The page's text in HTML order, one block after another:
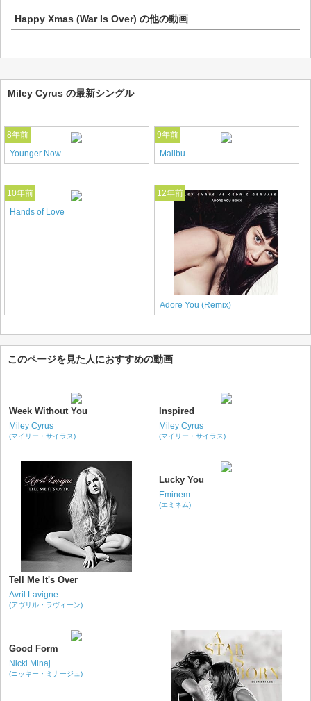
Happy Xmas (War Is Over) の他の動画
Miley Cyrus の最新シングル
8年前
Younger Now
9年前
Malibu
10年前
Hands of Love
12年前
Adore You (Remix)
このページを見た人におすすめの動画
Week Without You
Miley Cyrus
(マイリー・サイラス)
Inspired
Miley Cyrus
(マイリー・サイラス)
Tell Me It's Over
Avril Lavigne
(アヴリル・ラヴィーン)
Lucky You
Eminem
(エミネム)
Good Form
Nicki Minaj
(ニッキー・ミナージュ)